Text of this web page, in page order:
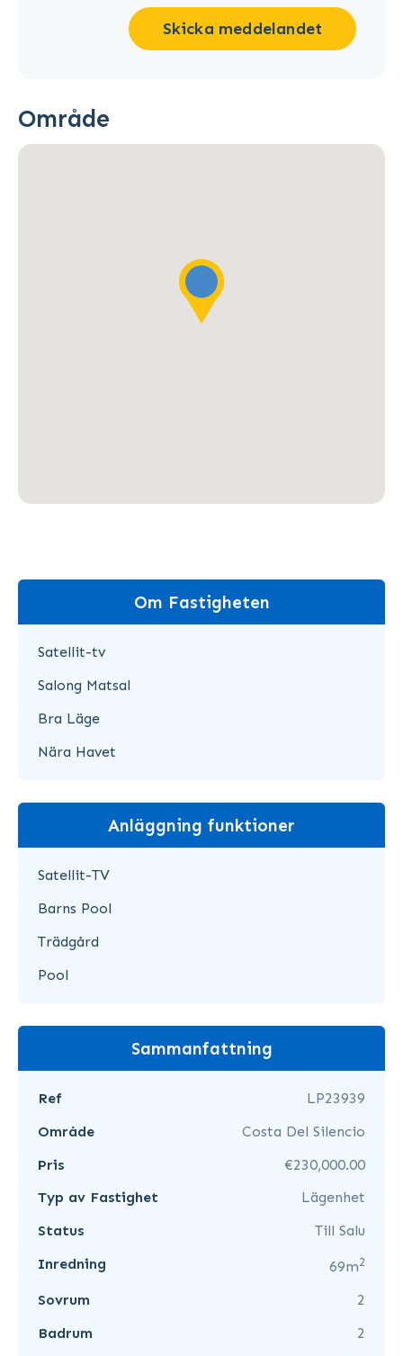
Skicka meddelandet
Område
Om Fastigheten
Satellit-tv
Salong Matsal
Bra Läge
Nära Havet
Anläggning funktioner
Satellit-TV
Barns Pool
Trädgård
Pool
Sammanfattning
Ref
LP23939
Område
Costa Del Silencio
Pris
€230,000.00
Typ av Fastighet
Lägenhet
Status
Till Salu
Inredning
69m2
Sovrum
2
Badrum
2